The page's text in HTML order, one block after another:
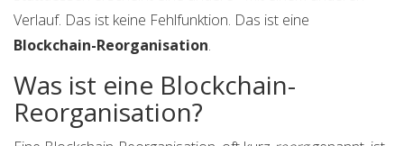
Verlauf. Das ist keine Fehlfunktion. Das ist eine
Blockchain-Reorganisation.
Was ist eine Blockchain-
Reorganisation?